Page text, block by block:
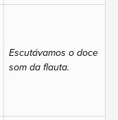
Escutávamos o doce
som da flauta.